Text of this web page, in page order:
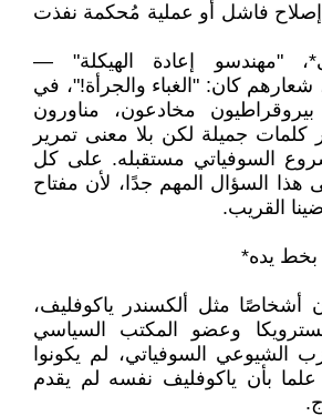
فاشل أو عملية مُحكمة نفذت
"مهندسو إعادة الهيكلة" —
كان: "الغباء والجرأة!"، في
بيروقراطيون مخادعون، مناورون
كلمات جميلة لكن بلا معنى تمرير
السوفياتي مستقبله. على كل
السؤال المهم جدًا، لأن مفتاح
القريب.
بخط يده*
مثل ألكسندر ياكوفليف،
وعضو المكتب السياسي
الشيوعي السوفياتي، لم يكونوا
بأن ياكوفليف نفسه لم يقدم